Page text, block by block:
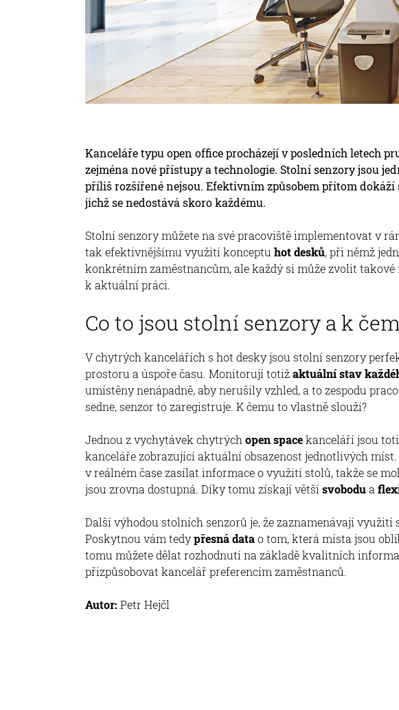
Kanceláře typu open office procházejí v posledních letech
zejména nové přístupy a technologie. Stolní senzory jsou
příliš rozšířené nejsou. Efektivním způsobem přitom dokáží
jichž se nedostává skoro každému.
Stolní senzory můžete na své pracoviště implementovat v
tak efektivnějšímu využití konceptu hot desků, při němž
konkrétním zaměstnancům, ale každý si může zvolit takové
k aktuální práci.
Co to jsou stolní senzory a k
V chytrých kancelářích s hot desky jsou stolní senzory
prostoru a úspoře času. Monitorují totižaktuální stav
umístěny nenápadně, aby nerušily vzhled, a to zespodu
sedne, senzor to zaregistruje. K čemu to vlastně slouží?
Jednou z vychytávek chytrých open spacekanceláří jsou
kanceláře zobrazující aktuální obsazenost jednotlivých
v reálném čase zasílat informace o využití stolů, takže se
jsou zrovna dostupná. Díky tomu získají větší svobodua
Další výhodou stolních senzorů je, že zaznamenávají využití
Poskytnou vám tedypřesná datao tom, která místa jsou
tomu můžete dělat rozhodnutí na základě kvalitních
přizpůsobovat kancelář preferencím zaměstnanců.
Autor: Petr Hejčl